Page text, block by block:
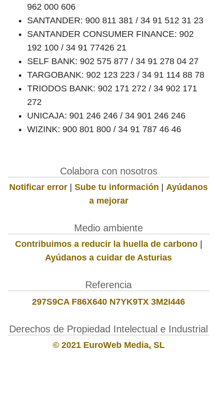
962 000 606
SANTANDER: 900 811 381 / 34 91 512 31 23
SANTANDER CONSUMER FINANCE: 902
192 100 / 34 91 77426 21
SELF BANK: 902 575 877 / 34 91 278 04 27
TARGOBANK: 902 123 223 / 34 91 114 88 78
TRIODOS BANK: 902 171 272 / 34 902 171
272
UNICAJA: 901 246 246 / 34 901 246 246
WIZINK: 900 801 800 / 34 91 787 46 46
Colabora con nosotros
Notificar error | Sube tu información | Ayúdanos
a mejorar
Medio ambiente
Contribuimos a reducir la huella de carbono|
Ayúdanos a cuidar de Asturias
Referencia
297S9CA F86X640 N7YK9TX 3M2I446
Derechos de Propiedad Intelectual e Industrial
© 2021 EuroWeb Media, SL